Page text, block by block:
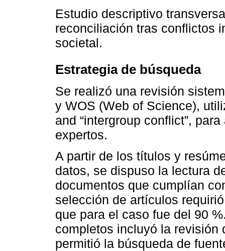
Estudio descriptivo
reconciliación tras conflictos
societal.
Estrategia de búsqueda
Se realizó una revisión
y WOS (Web of Science),
and “intergroup conflict”,
expertos.
A partir de los títulos y
datos, se dispuso la lectura
documentos que cumplían
selección de artículos
que para el caso fue del 90
completos incluyó la revisión
permitió la búsqueda de